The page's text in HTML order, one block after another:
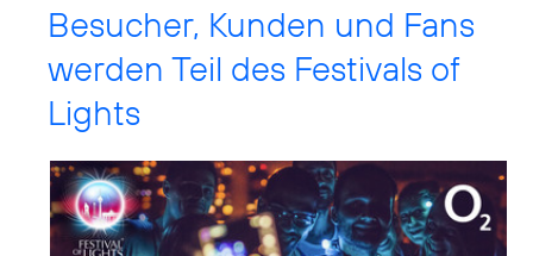
Besucher, Kunden und Fans
werden Teil des Festivals of
Lights